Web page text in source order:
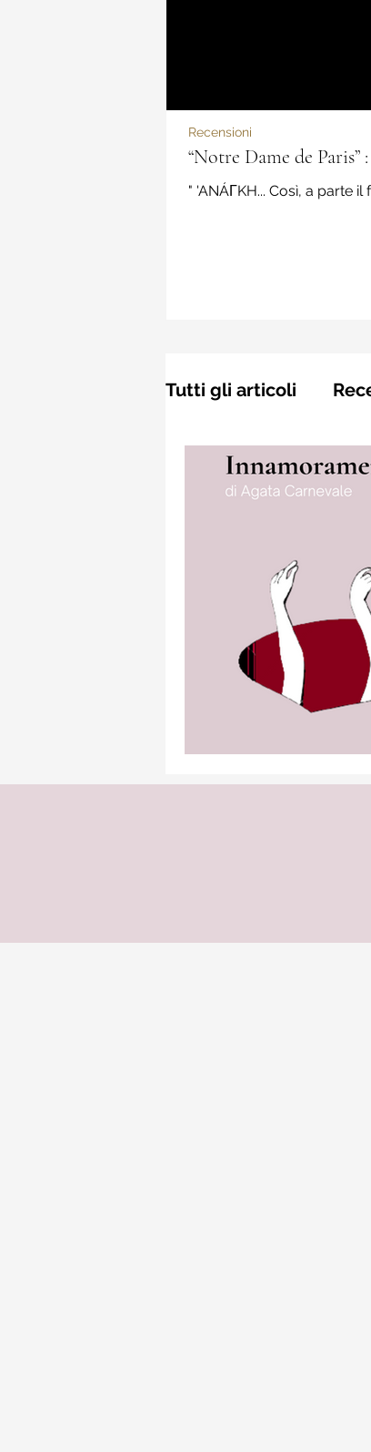
“Notre Dame de
" 'ANÁΓKH... Così, a parte
Recensioni
Tutti gli articoli